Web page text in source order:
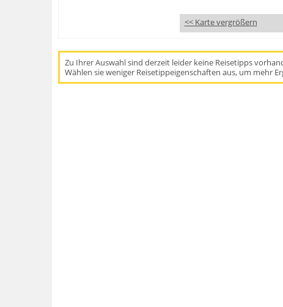
<< Karte vergrößern
Zu Ihrer Auswahl sind derzeit leider keine Reisetipps
Wählen sie weniger Reisetippeigenschaften aus, um mehr